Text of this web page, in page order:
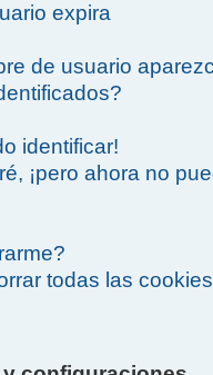
expira
de usuario
identificar!
¡pero ahora no
todas las